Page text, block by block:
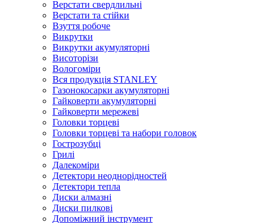
Верстати свердлильні
Верстати та стійки
Взуття робоче
Викрутки
Викрутки акумуляторні
Висоторізи
Вологоміри
Вся продукція STANLEY
Газонокосарки акумуляторні
Гайковерти акумуляторні
Гайковерти мережеві
Головки торцеві
Головки торцеві та набори головок
Гострозубці
Грилі
Далекоміри
Детектори неоднорідностей
Детектори тепла
Диски алмазні
Диски пилкові
Допоміжний інструмент